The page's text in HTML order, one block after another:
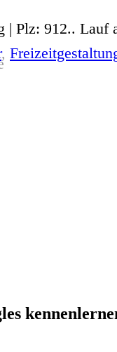
| Plz: 912.. Lauf
,